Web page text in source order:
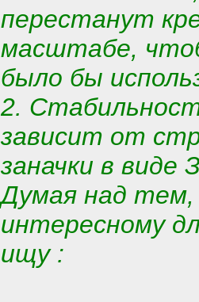
перестанут
масштабе,
было бы
2.
зависит от
заначки в виде
Думая над
интересному
ищу :